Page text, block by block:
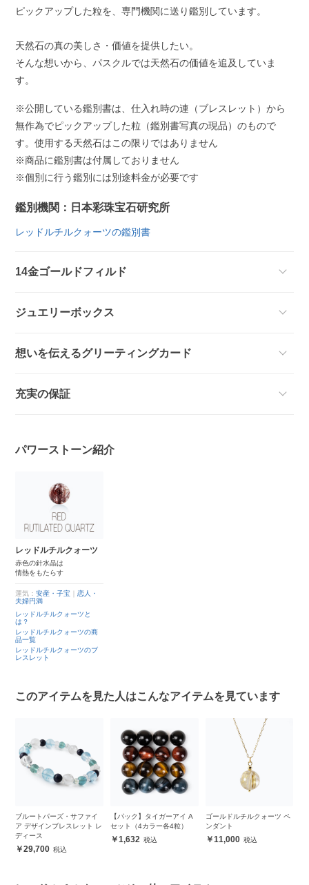
ピックアップした粒を、専門機関に送り鑑別しています。
天然石の真の美しさ・価値を提供したい。
そんな想いから、パスクルでは天然石の価値を追及していま
す。
※公開している鑑別書は、仕入れ時の連（ブレスレット）から
無作為でピックアップした粒（鑑別書写真の現品）のもので
す。使用する天然石はこの限りではありません
※商品に鑑別書は付属しておりません
※個別に行う鑑別には別途料金が必要です
鑑別機関：日本彩珠宝石研究所
レッドルチルクォーツの鑑別書
14金ゴールドフィルド
ジュエリーボックス
想いを伝えるグリーティングカード
充実の保証
パワーストーン紹介
レッドルチルクォーツ
赤色の針水晶は
情熱をもたらす
運気：安産・子宝 ｜恋人・
夫婦円満
レッドルチルクォーツと
は？
レッドルチルクォーツの商
品一覧
レッドルチルクォーツのブ
レスレット
このアイテムを見た人はこんなアイテムを見ています
ブルートパーズ・サファイ
ア デザインブレスレット レ
ディース
29,700
【パック】タイガーアイ A
セット（4カラー各4粒）
1,632
ゴールドルチルクォーツ ペ
ンダント
11,000